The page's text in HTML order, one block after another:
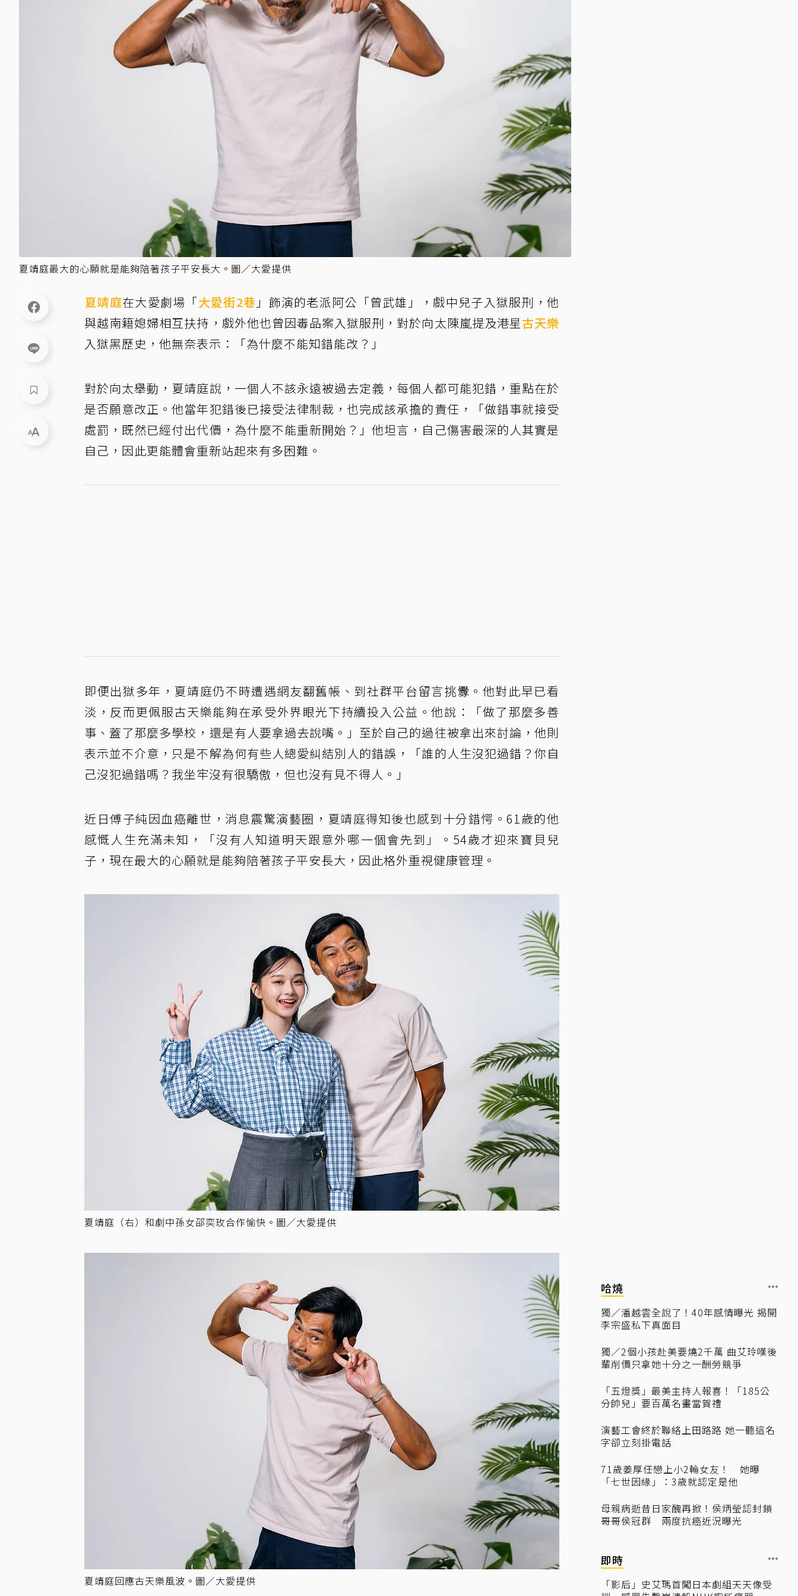
夏靖庭最大的心願就是能夠陪著孩子平安長大。圖／大愛提供
夏靖庭在大愛劇場「大愛街2巷 」飾演的老派阿公「曾武雄」，戲中兒子入獄服刑，他
與越南籍媳婦相互扶持，戲外他也曾因毒品案入獄服刑，對於向太陳嵐提及港星古天樂
入獄黑歷史，他無奈表示：「為什麼不能知錯能改？」
對於向太舉動，夏靖庭說，一個人不該永遠被過去定義，每個人都可能犯錯，重點在於
是否願意改正。他當年犯錯後已接受法律制裁，也完成該承擔的責任，「做錯事就接受
處罰，既然已經付出代價，為什麼不能重新開始？」他坦言，自己傷害最深的人其實是
自己，因此更能體會重新站起來有多困難。
即便出獄多年，夏靖庭仍不時遭遇網友翻舊帳、到社群平台留言挑釁。他對此早已看
淡，反而更佩服古天樂能夠在承受外界眼光下持續投入公益。他說：「做了那麼多善
事、蓋了那麼多學校，還是有人要拿過去說嘴。」至於自己的過往被拿出來討論，他則
表示並不介意，只是不解為何有些人總愛糾結別人的錯誤，「誰的人生沒犯過錯？你自
己沒犯過錯嗎？我坐牢沒有很驕傲，但也沒有見不得人。」
近日傅子純因血癌離世，消息震驚演藝圈，夏靖庭得知後也感到十分錯愕。61歲的他
感慨人生充滿未知，「沒有人知道明天跟意外哪一個會先到」。54歲才迎來寶貝兒
子，現在最大的心願就是能夠陪著孩子平安長大，因此格外重視健康管理。
夏靖庭（右）和劇中孫女邵奕玫合作愉快。圖／大愛提供
夏靖庭回應古天樂風波。圖／大愛提供
哈燒
獨／潘越雲全說了！40年感情曝光 揭開
李宗盛私下真面目
獨／2個小孩赴美要燒2千萬 曲艾玲嘆後
輩削價只拿她十分之一酬勞競爭
「五燈獎」最美主持人報喜！「185公
分帥兒」要百萬名畫當賀禮
演藝工會終於聯絡上田路路 她一聽這名
字卻立刻掛電話
71歲姜厚任戀上小2輪女友！ 她曝
「七世因緣」：3歲就認定是他
母親病逝昔日家醜再掀！侯炳瑩認封鎖
哥哥侯冠群 兩度抗癌近況曝光
即時
「影后」史艾瑪首闖日本劇組天天像受